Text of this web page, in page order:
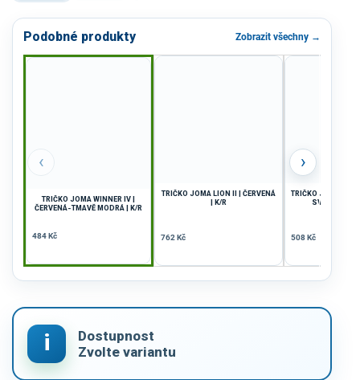
Podobné produkty Zobrazit všechny →
‹
TRIČKO JOMA WINNER IV |
ČERVENÁ-TMAVĚ MODRÁ | K/R
484 Kč
TRIČKO JOMA LION II | ČERVENÁ
| K/R
762 Kč
TRIČKO JOMA
SVĚTLE
508 Kč
›